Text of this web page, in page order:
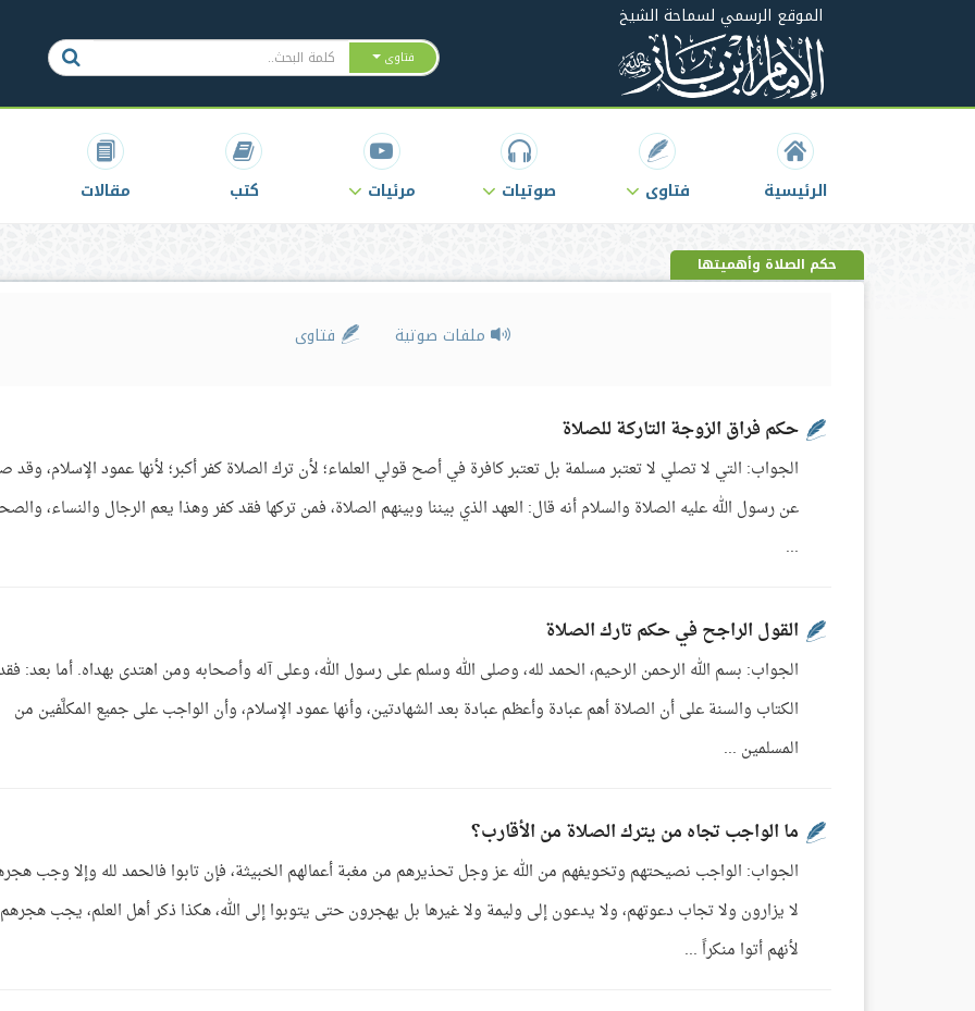
الموقع الرسمي لسماحة الشيخ
فتاوى
الرئيسية فتاوى صوتيات مرئيات كتب مقالات
حكم الصلاة وأهميتها
ملفات صوتية فتاوى
حكم فراق الزوجة التاركة للصلاة
الجواب: التي لا تصلي لا تعتبر مسلمة بل تعتبر كافرة في أصح قولي العلماء؛ لأن ترك الصلاة كفر أكبر؛ لأنها عمود الإسلام، وقد
عن رسول الله عليه الصلاة والسلام أنه قال: العهد الذي بيننا وبينهم الصلاة، فمن تركها فقد كفر وهذا يعم الرجال والنساء،
...
القول الراجح في حكم تارك الصلاة
الجواب: بسم الله الرحمن الرحيم، الحمد لله، وصلى الله وسلم على رسول الله، وعلى آله وأصحابه ومن اهتدى بهداه. أما بعد:
الكتاب والسنة على أن الصلاة أهم عبادة وأعظم عبادة بعد الشهادتين، وأنها عمود الإسلام، وأن الواجب على جميع المكلَّفين من
المسلمين ...
ما الواجب تجاه من يترك الصلاة من الأقارب؟
الجواب: الواجب نصيحتهم وتخويفهم من الله عز وجل تحذيرهم من مغبة أعمالهم الخبيثة، فإن تابوا فالحمد لله وإلا وجب
لا يزارون ولا تجاب دعوتهم، ولا يدعون إلى وليمة ولا غيرها بل يهجرون حتى يتوبوا إلى الله، هكذا ذكر أهل العلم، يجب
لأنهم أتوا منكراً ...